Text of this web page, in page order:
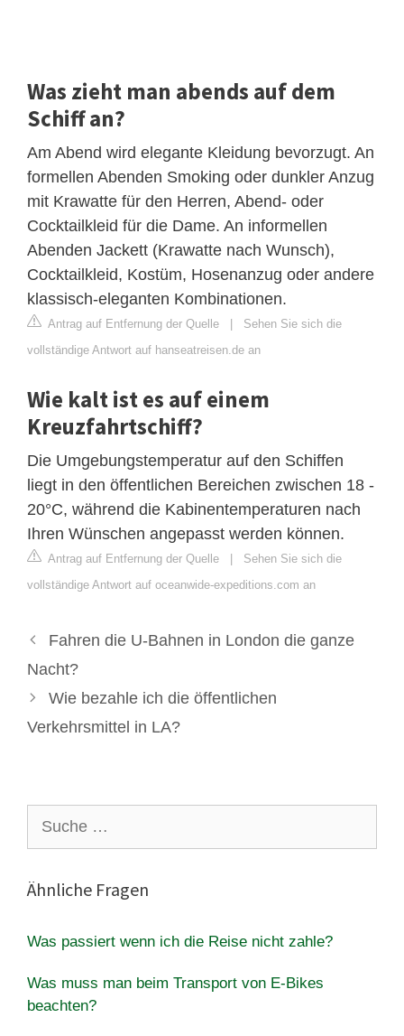
Was zieht man abends auf dem
Schiff an?
Am Abend wird elegante Kleidung bevorzugt. An
formellen Abenden Smoking oder dunkler Anzug
mit Krawatte für den Herren, Abend- oder
Cocktailkleid für die Dame. An informellen
Abenden Jackett (Krawatte nach Wunsch),
Cocktailkleid, Kostüm, Hosenanzug oder andere
klassisch-eleganten Kombinationen.
Antrag auf Entfernung der Quelle | Sehen Sie sich die
vollständige Antwort auf hanseatreisen.de an
Wie kalt ist es auf einem
Kreuzfahrtschiff?
Die Umgebungstemperatur auf den Schiffen
liegt in den öffentlichen Bereichen zwischen 18 -
20°C, während die Kabinentemperaturen nach
Ihren Wünschen angepasst werden können.
Antrag auf Entfernung der Quelle | Sehen Sie sich die
vollständige Antwort auf oceanwide-expeditions.com an
Fahren die U-Bahnen in London die ganze
Nacht?
Wie bezahle ich die öffentlichen
Verkehrsmittel in LA?
nach:
Ähnliche Fragen
Was passiert wenn ich die Reise nicht zahle?
Was muss man beim Transport von E-Bikes
beachten?